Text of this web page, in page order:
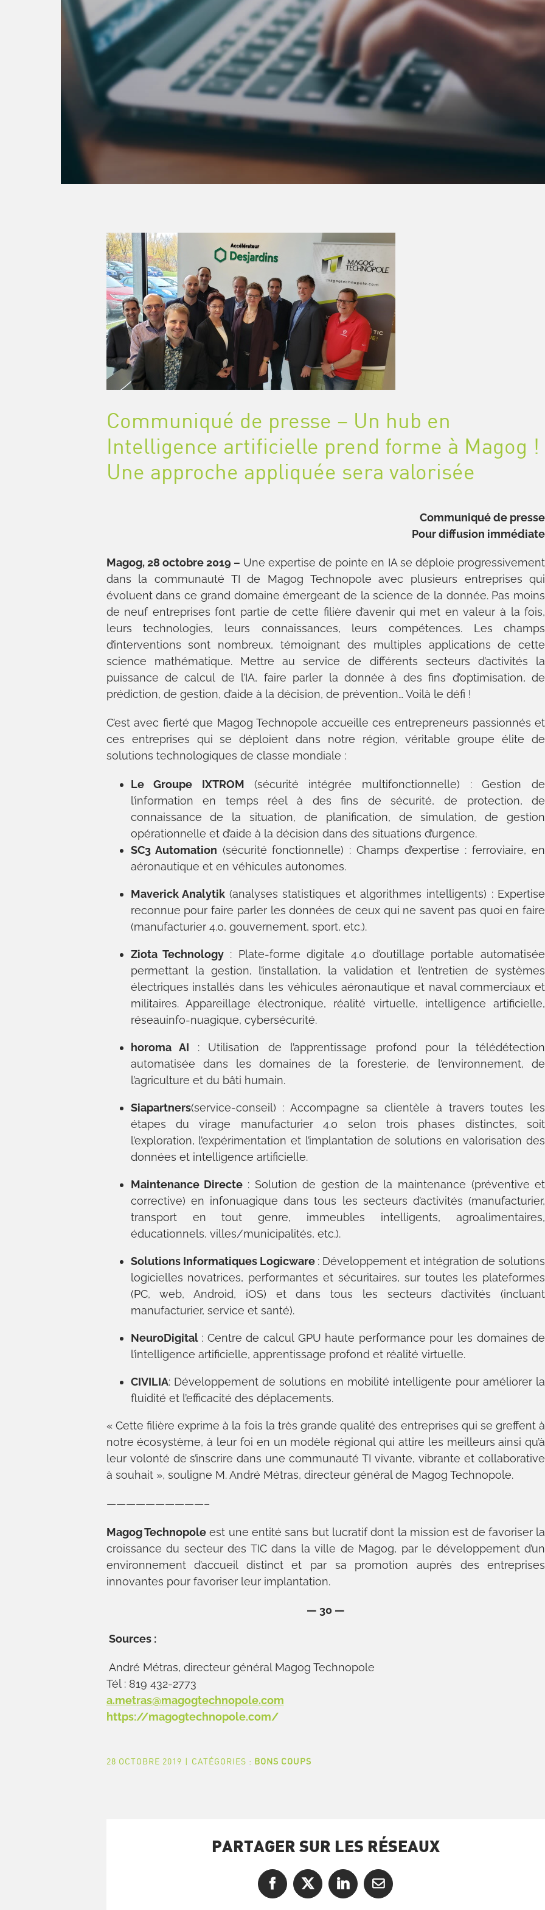
Communiqué de presse – Un hub en
Intelligence artificielle prend forme à Magog !
Une approche appliquée sera valorisée
Communiqué de presse
Pour diffusion immédiate
Magog, 28 octobre 2019 – Une expertise de pointe en IA se déploie progressivement
dans la communauté TI de Magog Technopole avec plusieurs entreprises qui
évoluent dans ce grand domaine émergeant de la science de la donnée. Pas moins
de neuf entreprises font partie de cette filière d’avenir qui met en valeur à la fois,
leurs technologies, leurs connaissances, leurs compétences. Les champs
d’interventions sont nombreux, témoignant des multiples applications de cette
science mathématique. Mettre au service de différents secteurs d’activités la
puissance de calcul de l’IA, faire parler la donnée à des fins d’optimisation, de
prédiction, de gestion, d’aide à la décision, de prévention… Voilà le défi !
C’est avec fierté que Magog Technopole accueille ces entrepreneurs passionnés et
ces entreprises qui se déploient dans notre région, véritable groupe élite de
solutions technologiques de classe mondiale :
Le Groupe IXTROM (sécurité intégrée multifonctionnelle) : Gestion de
l’information en temps réel à des fins de sécurité, de protection, de
connaissance de la situation, de planification, de simulation, de gestion
opérationnelle et d’aide à la décision dans des situations d’urgence.
SC3 Automation (sécurité fonctionnelle) : Champs d’expertise : ferroviaire, en
aéronautique et en véhicules autonomes.
Maverick Analytik (analyses statistiques et algorithmes intelligents) : Expertise
reconnue pour faire parler les données de ceux qui ne savent pas quoi en faire
(manufacturier 4.0, gouvernement, sport, etc.).
Ziota Technology : Plate-forme digitale 4.0 d’outillage portable automatisée
permettant la gestion, l’installation, la validation et l’entretien de systèmes
électriques installés dans les véhicules aéronautique et naval commerciaux et
militaires. Appareillage électronique, réalité virtuelle, intelligence artificielle,
réseauinfo-nuagique, cybersécurité.
horoma AI : Utilisation de l’apprentissage profond pour la télédétection
automatisée dans les domaines de la foresterie, de l’environnement, de
l’agriculture et du bâti humain.
Siapartners(service-conseil) : Accompagne sa clientèle à travers toutes les
étapes du virage manufacturier 4.0 selon trois phases distinctes, soit
l’exploration, l’expérimentation et l’implantation de solutions en valorisation des
données et intelligence artificielle.
Maintenance Directe : Solution de gestion de la maintenance (préventive et
corrective) en infonuagique dans tous les secteurs d’activités (manufacturier,
transport en tout genre, immeubles intelligents, agroalimentaires,
éducationnels, villes/municipalités, etc.).
Solutions Informatiques Logicware : Développement et intégration de solutions
logicielles novatrices, performantes et sécuritaires, sur toutes les plateformes
(PC, web, Android, iOS) et dans tous les secteurs d’activités (incluant
manufacturier, service et santé).
NeuroDigital : Centre de calcul GPU haute performance pour les domaines de
l’intelligence artificielle, apprentissage profond et réalité virtuelle.
CIVILIA: Développement de solutions en mobilité intelligente pour améliorer la
fluidité et l’efficacité des déplacements.
« Cette filière exprime à la fois la très grande qualité des entreprises qui se greffent à
notre écosystème, à leur foi en un modèle régional qui attire les meilleurs ainsi qu’à
leur volonté de s’inscrire dans une communauté TI vivante, vibrante et collaborative
à souhait », souligne M. André Métras, directeur général de Magog Technopole.
——————————–
Magog Technopoleest une entité sans but lucratif dont la mission est de favoriser la
croissance du secteur des TIC dans la ville de Magog, par le développement d’un
environnement d’accueil distinct et par sa promotion auprès des entreprises
innovantes pour favoriser leur implantation.
— 30 —
Sources :
André Métras, directeur général Magog Technopole
Tél : 819 432-2773
a.metras@magogtechnopole.com
https://magogtechnopole.com/
28 OCTOBRE 2019 | CATÉGORIES : BONS COUPS
PARTAGER SUR LES RÉSEAUX
Facebook
X LinkedInCourriel